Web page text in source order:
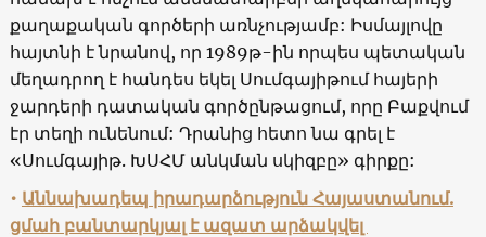
քաղաքական գործերի առնչությամբ: Իսմայլովը
հայտնի է նրանով, որ 1989թ-ին որպես պետական
մեղադրող է հանդես եկել Սումգայիթում հայերի
ջարդերի դատական գործընթացում, որը Բաքվում
էր տեղի ունենում: Դրանից հետո նա գրել է
«Սումգայիթ. ԽՍՀՄ անկման սկիզբը» գիրքը:
• Աննախադեպ իրադարձություն Հայաստանում.
ցմահ բանտարկյալ է ազատ արձակվել